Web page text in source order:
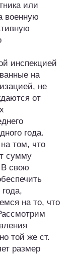
или
военную
инспекцией
на
не
от
года.
том, что
сумму
В свою
на то, что
той же ст.
размер